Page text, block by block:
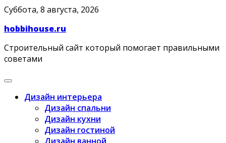
Skip
content
Суббота, 8 августа, 2026
hobbihouse.ru
Строительный сайт который помогает правильными
советами
Дизайн интерьера
Дизайн спальни
Дизайн кухни
Дизайн гостиной